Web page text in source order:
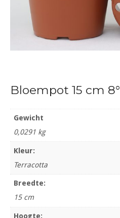
Bloempot 15 cm 8°
Gewicht
0,0291 kg
Kleur:
Terracotta
Breedte:
15 cm
Hoogte: